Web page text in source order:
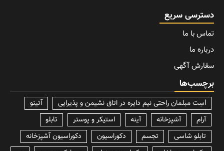
دسترسی سریع
تماس با ما
درباره ما
سفارش آگهی
برچسب‌ها
lسِت مبلمان راحتی نیم دایره در اتاق نشیمن و پذیرایی
آتینو
آرام
آشپزخانه آینه استیکر و پوستر
تابلو
تابلو شاسی
تجسم دکوراسیون
دکوراسیون آشپزخانه